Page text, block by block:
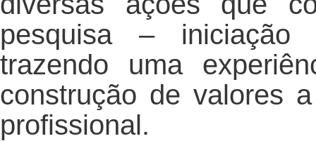
pesquisa – iniciação
trazendo uma
construção de valores
profissional.